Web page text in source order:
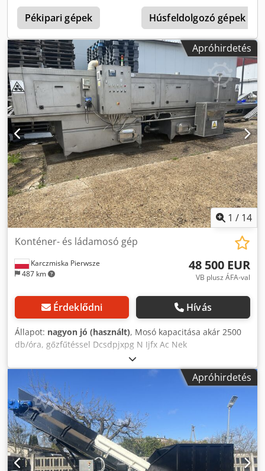
L1/N/PE 230 V AC Névleges frekvencia: 50 Hz (+/-2%) 1,6
kVA Teljesítményfelvétel: 16 A Védettségi fokozat: IP65
Lámpa típusa: MXR-160HP/20 Üzemi hőmérséklet-
tartomány: 5 °C - 40 °C A gép súlya: 420 kg Hosszúság:
1750 mm Mélység: 720 mm Dcedszrh D Sspfx Ac Nsk
Magasság: 2290 mm EU-megfelelőségi nyilatkozat A gép
helyszínen történő üzembe helyezésének lehetősége
Pékipari gépek Húsfeldolgozó gépek
Apróhirdetés
1 / 14
Karczmiska Pierwsze
487 km
Konténer- és ládamosó gép
48 500 EUR
VB plusz ÁFA-val
Érdeklődni Hívás
Állapot: nagyon jó (használt), Mosó kapacitása akár 2500
db/óra, gőzfűtéssel Dcsdpjxpg N Ijfx Ac Nek
Apróhirdetés